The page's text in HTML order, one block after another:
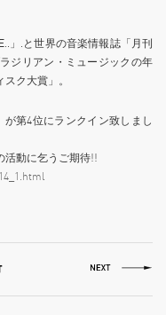
」.と世界の音楽情報誌「月刊
ジリアン・ミュージックの年
ク大賞」。
第4位にランクイン致しまし
活動に乞うご期待!!